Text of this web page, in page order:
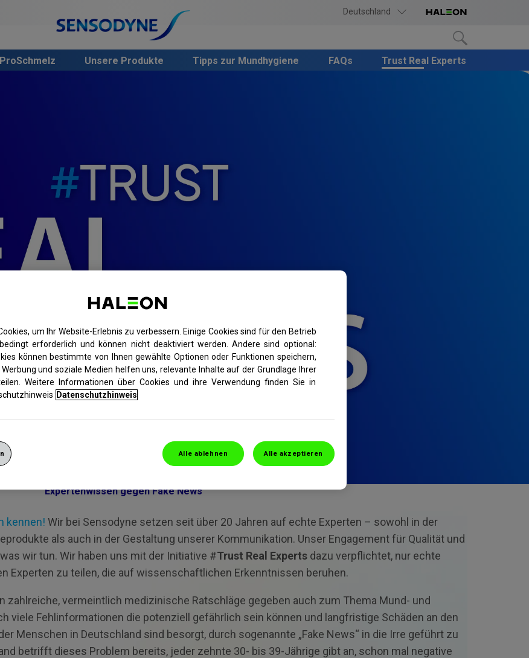
Deutschland
ProSchmelz Unsere Produkte Tipps zur Mundhygiene FAQs Trust Real Experts
Expertenwissen gegen Fake News
kennen! Wir bei Sensodyne setzen seit über 20 Jahren auf echte Experten – sowohl in der
als auch in der Gestaltung unserer Kommunikation. Unser Engagement für Qualität und
wir tun. Wir haben uns mit der Initiative #Trust Real Expertsdazu verpflichtet, nur echte
Experten zu teilen, die auf wissenschaftlichen Erkenntnissen beruhen.
zahlreiche, vermeintlich medizinische Ratschläge gegeben auch zum Thema Mund- und
viele Fehlinformationen die potenziell gefährlich sein können und langfristige Schäden an den
Menschen in Deutschland sind besorgt, durch sogenannte „Fake News“ in die Irre geführt zu
betrifft dieses Problem bereits, jeder zehnte 30- bis 39-Jährige gibt an, schon mal negative
um Ihr Website-Erlebnis zu verbessern. Einige Cookies sind für den Betrieb
erforderlich und können nicht deaktiviert werden. Andere sind optional:
können bestimmte von Ihnen gewählte Optionen oder Funktionen speichern,
und soziale Medien helfen uns, relevante Inhalte auf der Grundlage Ihrer
Weitere Informationen über Cookies und ihre Verwendung finden Sie in
Datenschutzhinweis
Alle ablehnen Alle akzeptieren